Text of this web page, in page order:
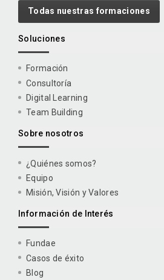
Todas nuestras formaciones
Soluciones
Formación
Consultoría
Digital Learning
Team Building
Sobre nosotros
¿Quiénes somos?
Equipo
Misión, Visión y Valores
Información de Interés
Fundae
Casos de éxito
Blog